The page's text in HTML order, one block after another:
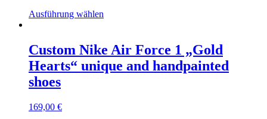
Ausführung wählen
Custom Nike Air Force 1 „Gold
Hearts“ unique and handpainted
shoes
169,00 €